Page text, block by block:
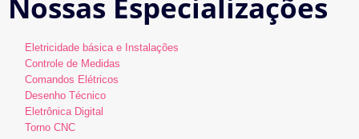
Eletricidade básica e Instalações
Controle de Medidas
Comandos Elétricos
Desenho Técnico
Eletrônica Digital
Torno CNC